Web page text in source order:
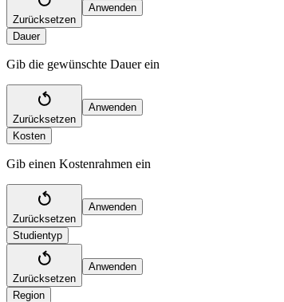
Zurücksetzen
Anwenden
Dauer
Gib die gewünschte Dauer ein
Zurücksetzen
Anwenden
Kosten
Gib einen Kostenrahmen ein
Zurücksetzen
Anwenden
Studientyp
Zurücksetzen
Anwenden
Region